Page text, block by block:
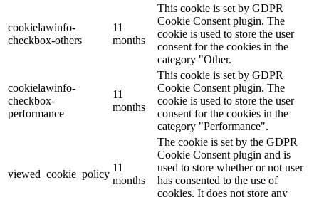
cookielawinfo-
checkbox-others
11
months
This cookie is set by GDPR
Cookie Consent plugin. The
cookie is used to store the user
consent for the cookies in the
category "Other.
cookielawinfo-
checkbox-
performance
11
months
This cookie is set by GDPR
Cookie Consent plugin. The
cookie is used to store the user
consent for the cookies in the
category "Performance".
viewed_cookie_policy
11
months
The cookie is set by the GDPR
Cookie Consent plugin and is
used to store whether or not user
has consented to the use of
cookies. It does not store any